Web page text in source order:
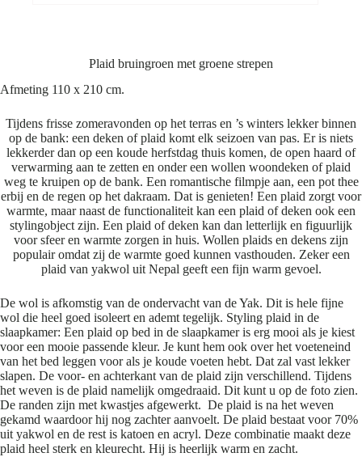
Plaid bruingroen met groene strepen
Afmeting 110 x 210 cm.
Tijdens frisse zomeravonden op het terras en ’s winters lekker binnen
op de bank: een deken of plaid komt elk seizoen van pas. Er is niets
lekkerder dan op een koude herfstdag thuis komen, de open haard of
verwarming aan te zetten en onder een wollen woondeken of plaid
weg te kruipen op de bank. Een romantische filmpje aan, een pot thee
erbij en de regen op het dakraam. Dat is genieten! Een plaid zorgt voor
warmte, maar naast de functionaliteit kan een plaid of deken ook een
stylingobject zijn. Een plaid of deken kan dan letterlijk en figuurlijk
voor sfeer en warmte zorgen in huis. Wollen plaids en dekens zijn
populair omdat zij de warmte goed kunnen vasthouden. Zeker een
plaid van yakwol uit Nepal geeft een fijn warm gevoel.
De wol is afkomstig van de ondervacht van de Yak. Dit is hele fijne
wol die heel goed isoleert en ademt tegelijk. Styling plaid in de
slaapkamer: Een plaid op bed in de slaapkamer is erg mooi als je kiest
voor een mooie passende kleur. Je kunt hem ook over het voeteneind
van het bed leggen voor als je koude voeten hebt. Dat zal vast lekker
slapen. De voor- en achterkant van de plaid zijn verschillend. Tijdens
het weven is de plaid namelijk omgedraaid. Dit kunt u op de foto zien.
De randen zijn met kwastjes afgewerkt. De plaid is na het weven
gekamd waardoor hij nog zachter aanvoelt. De plaid bestaat voor 70%
uit yakwol en de rest is katoen en acryl. Deze combinatie maakt deze
plaid heel sterk en kleurecht. Hij is heerlijk warm en zacht.